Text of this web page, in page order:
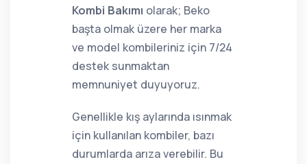
Kombi Bakımı olarak; Beko
başta olmak üzere her marka
ve model kombileriniz için 7/24
destek sunmaktan
memnuniyet duyuyoruz.
Genellikle kış aylarında ısınmak
için kullanılan kombiler, bazı
durumlarda arıza verebilir. Bu